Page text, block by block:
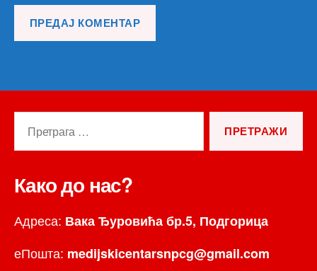
Како до нас?
Адреса: Вака Ђуровића бр.5, Подгорица
еПошта: medijskicentarsnpcg@gmail.com